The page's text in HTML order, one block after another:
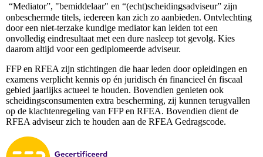
“Mediator”, "bemiddelaar" en “(echt)scheidingsadviseur” zijn
onbeschermde titels, iedereen kan zich zo aanbieden. Ontvlechting
door een niet-terzake kundige mediator kan leiden tot een
onvolledig eindresultaat met een dure nasleep tot gevolg. Kies
daarom altijd voor een gediplomeerde adviseur.
FFP en RFEA zijn stichtingen die haar leden door opleidingen en
examens verplicht kennis op én juridisch én financieel én fiscaal
gebied jaarlijks actueel te houden. Bovendien genieten ook
scheidingsconsumenten extra bescherming, zij kunnen terugvallen
op de klachtenregeling van FFP en RFEA. Bovendien dient de
RFEA adviseur zich te houden aan de RFEA Gedragscode.